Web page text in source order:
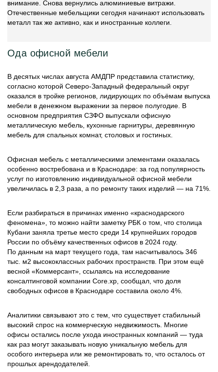
внимание. Снова вернулись алюминиевые витражи.
Отечественные мебельщики сегодня начинают использовать
металл так же активно, как и иностранные коллеги.
Ода офисной мебели
В десятых числах августа АМДПР представила статистику,
согласно которой Северо-Западный федеральный округ
оказался в тройке регионов, лидирующих по объёмам выпуска
мебели в денежном выражении за первое полугодие. В
основном предприятия СЗФО выпускали офисную
металлическую мебель, кухонные гарнитуры, деревянную
мебель для спальных комнат, столовых и гостиных.
Офисная мебель с металлическими элементами оказалась
особенно востребована и в Краснодаре: за год популярность
услуг по изготовлению индивидуальной офисной мебели
увеличилась в 2,3 раза, а по ремонту таких изделий — на 71%.
Если разбираться в причинах именно «краснодарского
феномена», то можно найти заметку РБК о том, что столица
Кубани заняла третье место среди 14 крупнейших городов
России по объёму качественных офисов в 2024 году.
По данным на март текущего года, там насчитывалось 346
тыс. м2 высококлассных рабочих пространств. При этом ещё
весной «Коммерсант», ссылаясь на исследование
консалтинговой компании Core.xp, сообщал, что доля
свободных офисов в Краснодаре составила около 4%.
Аналитики связывают это с тем, что существует стабильный
высокий спрос на коммерческую недвижимость. Многие
офисы остались после ухода иностранных компаний — туда
как раз могут заказывать новую уникальную мебель для
особого интерьера или же ремонтировать то, что осталось от
прошлых арендодателей.